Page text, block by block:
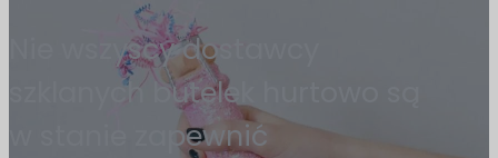
Nie wszyscy dostawcy
szklanych butelek hurtowo są
w stanie zapewnić